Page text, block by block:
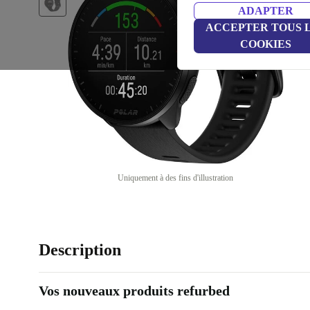
ADAPTER
ACCEPTER TOUS
COOKIES
Uniquement à des fins d'illustration
Description
Vos nouveaux produits refurbed